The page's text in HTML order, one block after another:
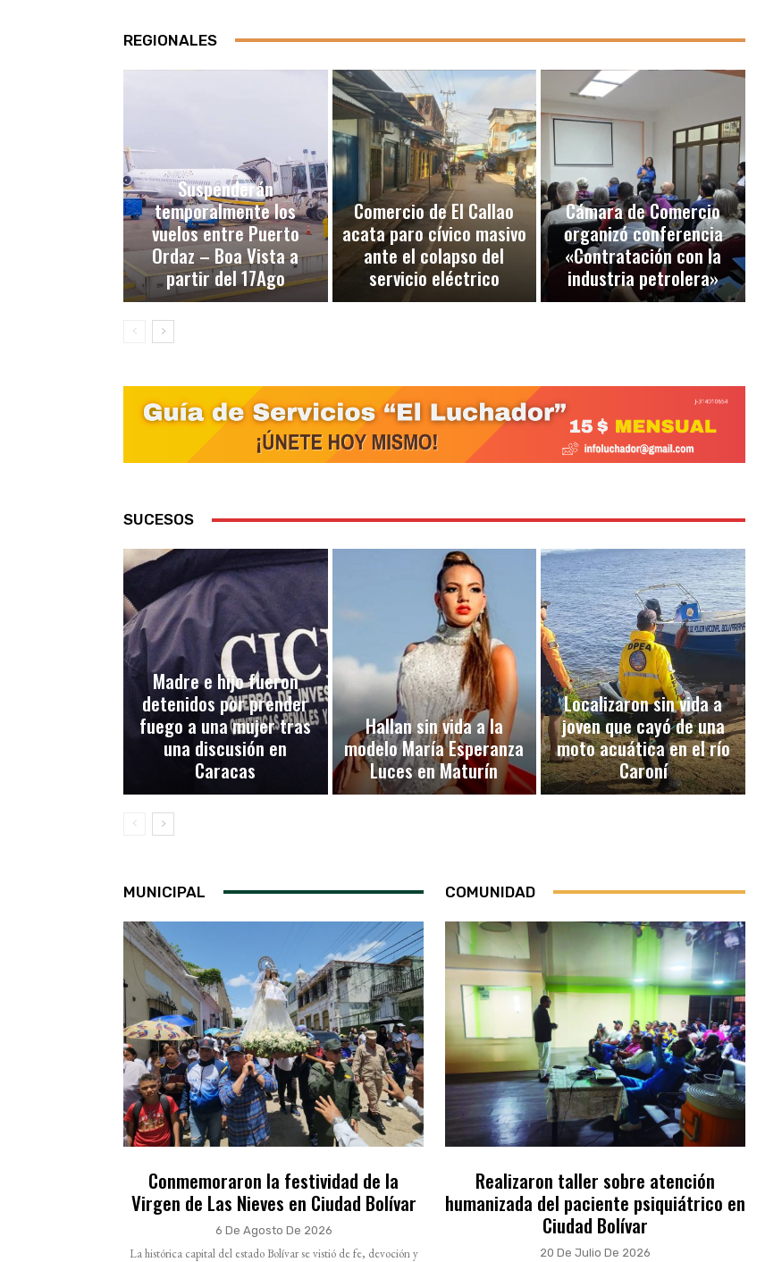
REGIONALES
Suspenderán
temporalmente los
vuelos entre Puerto
Ordaz – Boa Vista a
partir del 17Ago
Comercio de El Callao
acata paro cívico masivo
ante el colapso del
servicio eléctrico
Cámara de Comercio
organizó conferencia
«Contratación con la
industria petrolera»
SUCESOS
Madre e hijo fueron
detenidos por prender
fuego a una mujer tras
una discusión en
Caracas
Hallan sin vida a la
modelo María Esperanza
Luces en Maturín
Localizaron sin vida a
joven que cayó de una
moto acuática en el río
Caroní
MUNICIPAL
Conmemoraron la festividad de la
Virgen de Las Nieves en Ciudad Bolívar
6 De Agosto De 2026
La histórica capital del estado Bolívar se vistió de fe, devoción y
COMUNIDAD
Realizaron taller sobre atención
humanizada del paciente psiquiátrico en
Ciudad Bolívar
20 De Julio De 2026